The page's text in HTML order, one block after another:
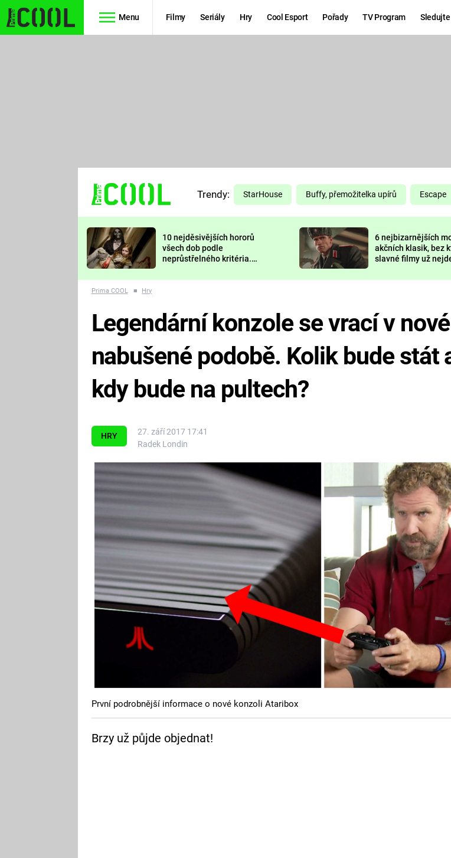
Menu Filmy Seriály Hry Cool Esport Pořady TV Program
TŘESKU
FUTURAMA
PREDÁTOR
DELIVERANCE
Trendy: StarHouse Buffy, přemožitelka upírů Escape
10 nejděsivějších hororů
všech dob podle
neprůstřelného kritéria.
nejvíc zvednou tep?
6 nejbizarnějších
akčních klasik, bez
slavné filmy už
Prima COOL ■ Hry
HRY
27. září 2017 17:41
Radek Londin
Legendární konzole se vrací v nové
nabušené podobě. Kolik bude stát
kdy bude na pultech?
První podrobnější informace o nové konzoli Ataribox
Brzy už půjde objednat!